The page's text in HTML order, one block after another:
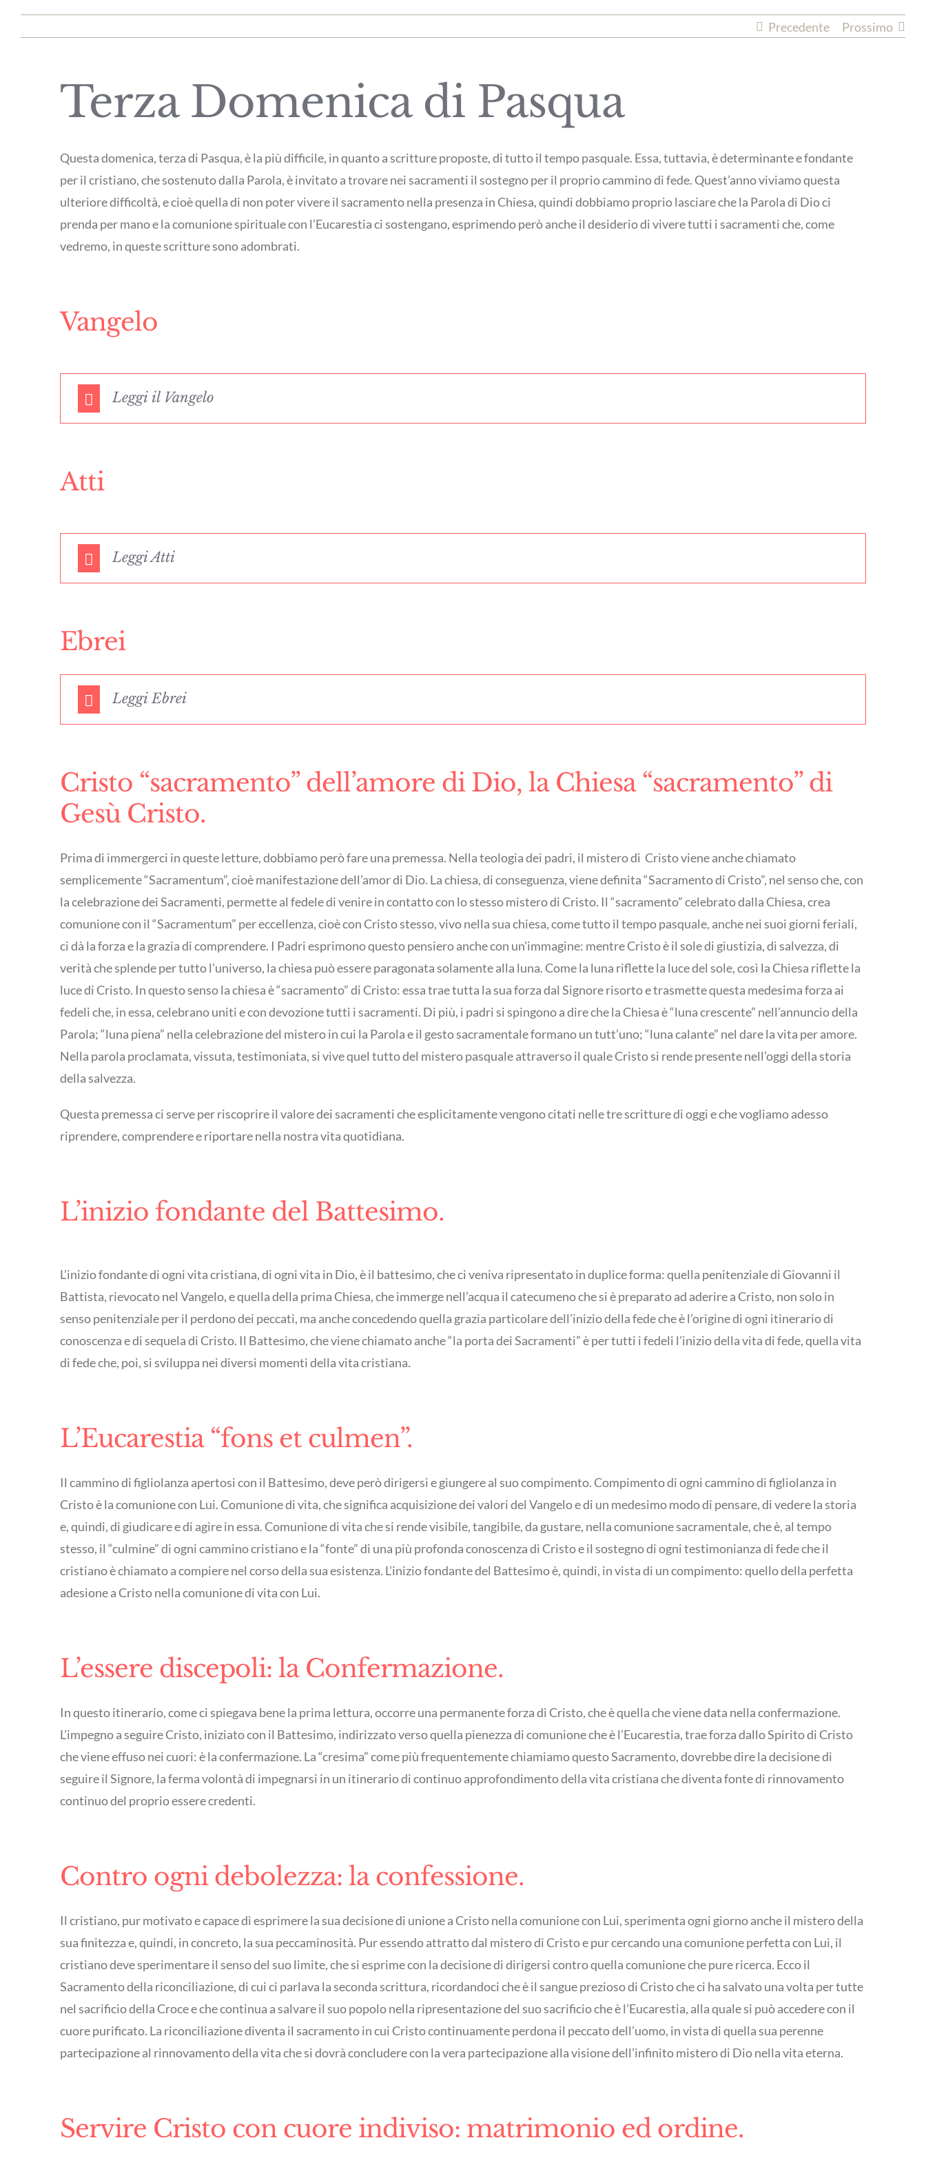
Precedente Prossimo
Terza Domenica di Pasqua
Questa domenica, terza di Pasqua, è la più difficile, in quanto a scritture proposte, di tutto il tempo pasquale. Essa, tuttavia, è determinante e fondante
per il cristiano, che sostenuto dalla Parola, è invitato a trovare nei sacramenti il sostegno per il proprio cammino di fede. Quest’anno viviamo questa
ulteriore difficoltà, e cioè quella di non poter vivere il sacramento nella presenza in Chiesa, quindi dobbiamo proprio lasciare che la Parola di Dio ci
prenda per mano e la comunione spirituale con l’Eucarestia ci sostengano, esprimendo però anche il desiderio di vivere tutti i sacramenti che, come
vedremo, in queste scritture sono adombrati.
Vangelo
Leggi il Vangelo
Atti
Leggi Atti
Ebrei
Leggi Ebrei
Cristo “sacramento” dell’amore di Dio, la Chiesa “sacramento” di
Gesù Cristo.
Prima di immergerci in queste letture, dobbiamo però fare una premessa. Nella teologia dei padri, il mistero di Cristo viene anche chiamato
semplicemente “Sacramentum”, cioè manifestazione dell’amor di Dio. La chiesa, di conseguenza, viene definita “Sacramento di Cristo”, nel senso che, con
la celebrazione dei Sacramenti, permette al fedele di venire in contatto con lo stesso mistero di Cristo. Il “sacramento” celebrato dalla Chiesa, crea
comunione con il “Sacramentum” per eccellenza, cioè con Cristo stesso, vivo nella sua chiesa, come tutto il tempo pasquale, anche nei suoi giorni feriali,
ci dà la forza e la grazia di comprendere. I Padri esprimono questo pensiero anche con un’immagine: mentre Cristo è il sole di giustizia, di salvezza, di
verità che splende per tutto l’universo, la chiesa può essere paragonata solamente alla luna. Come la luna riflette la luce del sole, così la Chiesa riflette la
luce di Cristo. In questo senso la chiesa è “sacramento” di Cristo: essa trae tutta la sua forza dal Signore risorto e trasmette questa medesima forza ai
fedeli che, in essa, celebrano uniti e con devozione tutti i sacramenti. Di più, i padri si spingono a dire che la Chiesa è “luna crescente” nell’annuncio della
Parola; “luna piena” nella celebrazione del mistero in cui la Parola e il gesto sacramentale formano un tutt’uno; “luna calante” nel dare la vita per amore.
Nella parola proclamata, vissuta, testimoniata, si vive quel tutto del mistero pasquale attraverso il quale Cristo si rende presente nell’oggi della storia
della salvezza.
Questa premessa ci serve per riscoprire il valore dei sacramenti che esplicitamente vengono citati nelle tre scritture di oggi e che vogliamo adesso
riprendere, comprendere e riportare nella nostra vita quotidiana.
L’inizio fondante del Battesimo.
L’inizio fondante di ogni vita cristiana, di ogni vita in Dio, è il battesimo, che ci veniva ripresentato in duplice forma: quella penitenziale di Giovanni il
Battista, rievocato nel Vangelo, e quella della prima Chiesa, che immerge nell’acqua il catecumeno che si è preparato ad aderire a Cristo, non solo in
senso penitenziale per il perdono dei peccati, ma anche concedendo quella grazia particolare dell’inizio della fede che è l’origine di ogni itinerario di
conoscenza e di sequela di Cristo. Il Battesimo, che viene chiamato anche “la porta dei Sacramenti” è per tutti i fedeli l’inizio della vita di fede, quella vita
di fede che, poi, si sviluppa nei diversi momenti della vita cristiana.
L’Eucarestia “fons et culmen”.
Il cammino di figliolanza apertosi con il Battesimo, deve però dirigersi e giungere al suo compimento. Compimento di ogni cammino di figliolanza in
Cristo è la comunione con Lui. Comunione di vita, che significa acquisizione dei valori del Vangelo e di un medesimo modo di pensare, di vedere la storia
e, quindi, di giudicare e di agire in essa. Comunione di vita che si rende visibile, tangibile, da gustare, nella comunione sacramentale, che è, al tempo
stesso, il “culmine” di ogni cammino cristiano e la “fonte” di una più profonda conoscenza di Cristo e il sostegno di ogni testimonianza di fede che il
cristiano è chiamato a compiere nel corso della sua esistenza. L’inizio fondante del Battesimo è, quindi, in vista di un compimento: quello della perfetta
adesione a Cristo nella comunione di vita con Lui.
L’essere discepoli: la Confermazione.
In questo itinerario, come ci spiegava bene la prima lettura, occorre una permanente forza di Cristo, che è quella che viene data nella confermazione.
L’impegno a seguire Cristo, iniziato con il Battesimo, indirizzato verso quella pienezza di comunione che è l’Eucarestia, trae forza dallo Spirito di Cristo
che viene effuso nei cuori: è la confermazione. La “cresima” come più frequentemente chiamiamo questo Sacramento, dovrebbe dire la decisione di
seguire il Signore, la ferma volontà di impegnarsi in un itinerario di continuo approfondimento della vita cristiana che diventa fonte di rinnovamento
continuo del proprio essere credenti.
Contro ogni debolezza: la confessione.
Il cristiano, pur motivato e capace di esprimere la sua decisione di unione a Cristo nella comunione con Lui, sperimenta ogni giorno anche il mistero della
sua finitezza e, quindi, in concreto, la sua peccaminosità. Pur essendo attratto dal mistero di Cristo e pur cercando una comunione perfetta con Lui, il
cristiano deve sperimentare il senso del suo limite, che si esprime con la decisione di dirigersi contro quella comunione che pure ricerca. Ecco il
Sacramento della riconciliazione, di cui ci parlava la seconda scrittura, ricordandoci che è il sangue prezioso di Cristo che ci ha salvato una volta per tutte
nel sacrificio della Croce e che continua a salvare il suo popolo nella ripresentazione del suo sacrificio che è l’Eucarestia, alla quale si può accedere con il
cuore purificato. La riconciliazione diventa il sacramento in cui Cristo continuamente perdona il peccato dell’uomo, in vista di quella sua perenne
partecipazione al rinnovamento della vita che si dovrà concludere con la vera partecipazione alla visione dell’infinito mistero di Dio nella vita eterna.
Servire Cristo con cuore indiviso: matrimonio ed ordine.